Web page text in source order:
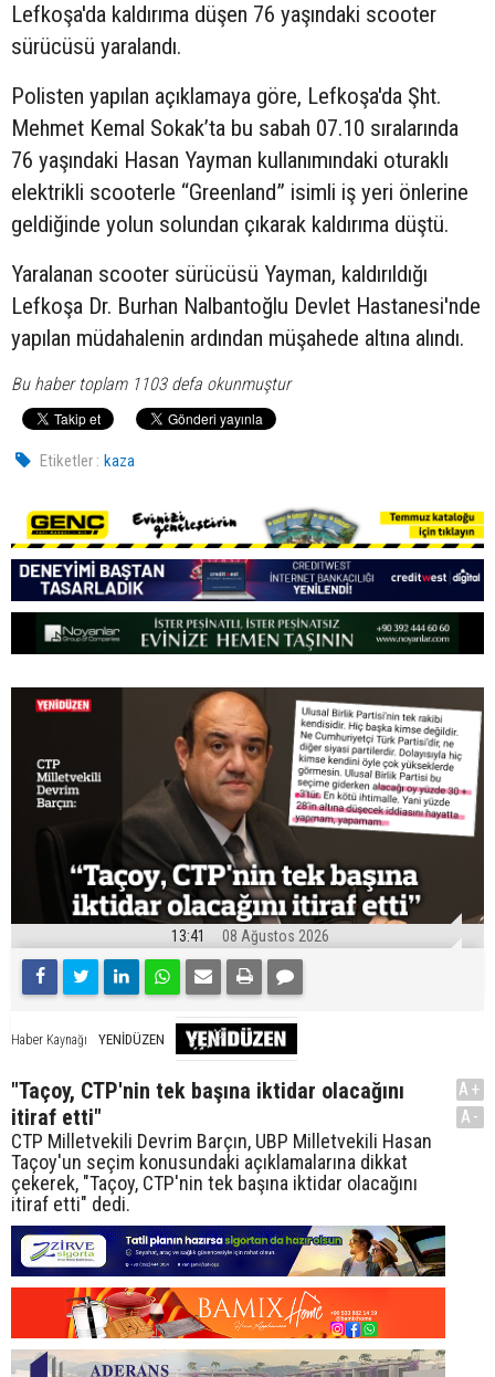
Lefkoşa'da kaldırıma düşen 76 yaşındaki scooter
sürücüsü yaralandı.
Polisten yapılan açıklamaya göre, Lefkoşa'da Şht.
Mehmet Kemal Sokak’ta bu sabah 07.10 sıralarında
76 yaşındaki Hasan Yayman kullanımındaki oturaklı
elektrikli scooterle “Greenland” isimli iş yeri önlerine
geldiğinde yolun solundan çıkarak kaldırıma düştü.
Yaralanan scooter sürücüsü Yayman, kaldırıldığı
Lefkoşa Dr. Burhan Nalbantoğlu Devlet Hastanesi'nde
yapılan müdahalenin ardından müşahede altına alındı.
Bu haber toplam 1103 defa okunmuştur
Etiketler : kaza
13:41 08 Ağustos 2026
Haber Kaynağı YENİDÜZEN
"Taçoy, CTP'nin tek başına iktidar olacağını
itiraf etti"
CTP Milletvekili Devrim Barçın, UBP Milletvekili Hasan
Taçoy'un seçim konusundaki açıklamalarına dikkat
çekerek, "Taçoy, CTP'nin tek başına iktidar olacağını
itiraf etti" dedi.
A+
A-